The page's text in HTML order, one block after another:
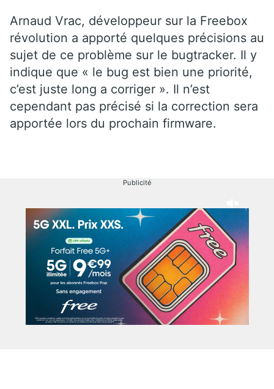
Arnaud Vrac, développeur sur la Freebox
révolution a apporté quelques précisions au
sujet de ce problème sur le bugtracker. Il y
indique que « le bug est bien une priorité,
c’est juste long a corriger ». Il n’est
cependant pas précisé si la correction sera
apportée lors du prochain firmware.
Publicité